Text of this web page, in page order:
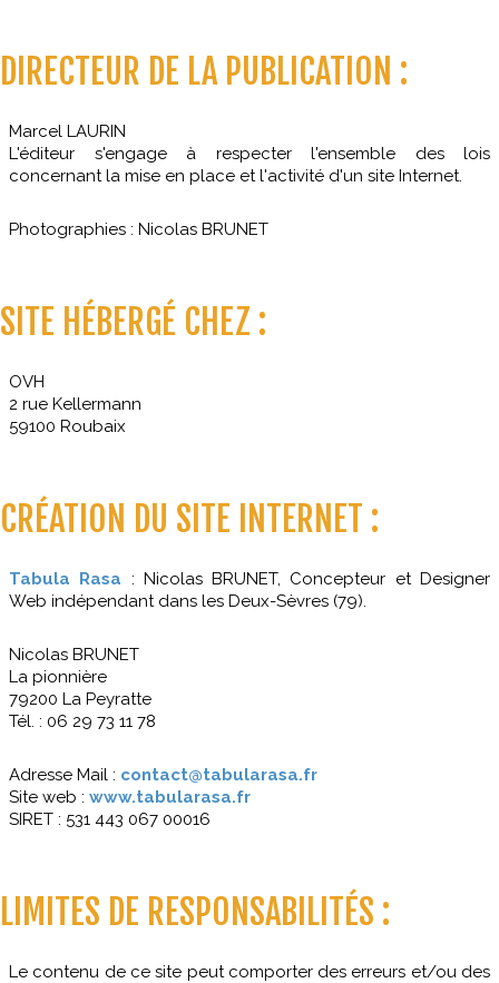
DIRECTEUR DE LA PUBLICATION :
Marcel LAURIN
L'éditeur s'engage à respecter l'ensemble des lois
concernant la mise en place et l'activité d'un site Internet.
Photographies : Nicolas BRUNET
SITE HÉBERGÉ CHEZ :
OVH
2 rue Kellermann
59100 Roubaix
CRÉATION DU SITE INTERNET :
Tabula Rasa : Nicolas BRUNET, Concepteur et Designer
Web indépendant dans les Deux-Sèvres (79).
Nicolas BRUNET
La pionnière
79200 La Peyratte
Tél. : 06 29 73 11 78
Adresse Mail : contact@tabularasa.fr
Site web : www.tabularasa.fr
SIRET : 531 443 067 00016
LIMITES DE RESPONSABILITÉS :
Le contenu de ce site peut comporter des erreurs et/ou des